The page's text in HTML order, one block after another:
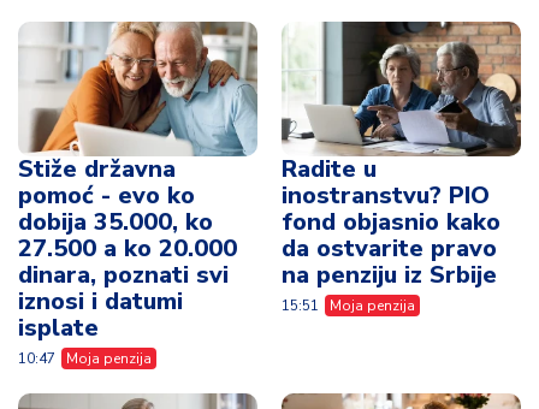
Stiže državna
pomoć - evo ko
dobija 35.000, ko
27.500 a ko 20.000
dinara, poznati svi
iznosi i datumi
isplate
10:47 Moja penzija
Radite u
inostranstvu? PIO
fond objasnio kako
da ostvarite pravo
na penziju iz Srbije
15:51 Moja penzija